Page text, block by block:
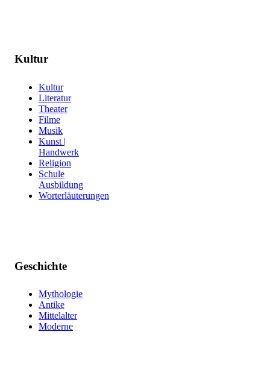
Kultur
Kultur
Literatur
Theater
Filme
Musik
Kunst |
Handwerk
Religion
Schule
Ausbildung
Worterläuterungen
Geschichte
Mythologie
Antike
Mittelalter
Moderne